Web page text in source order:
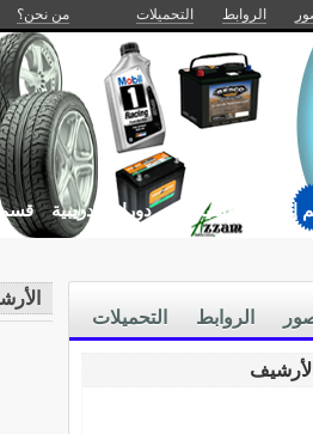
الروابط التحميلات من نحن؟
إطارات السيارات دورات تدريبية قسم
التحميلات الروابط